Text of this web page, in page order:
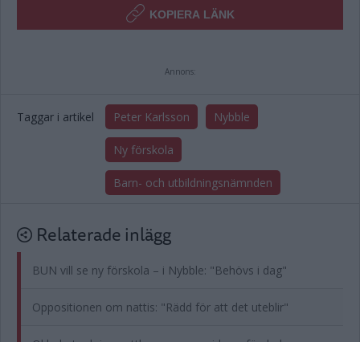
KOPIERA LÄNK
Annons:
Taggar i artikel Peter Karlsson Nybble
Ny förskola
Barn- och utbildningsnämnden
Relaterade inlägg
BUN vill se ny förskola – i Nybble: "Behövs i dag"
Oppositionen om nattis: "Rädd för att det uteblir"